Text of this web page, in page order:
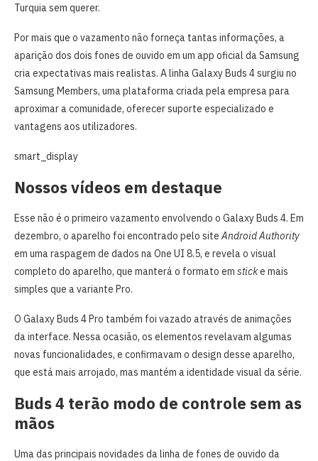
Turquia sem querer.
Por mais que o vazamento não forneça tantas informações, a
aparição dos dois fones de ouvido em um app oficial da Samsung
cria expectativas mais realistas. A linha Galaxy Buds 4 surgiu no
Samsung Members, uma plataforma criada pela empresa para
aproximar a comunidade, oferecer suporte especializado e
vantagens aos utilizadores.
smart_display
Nossos vídeos em destaque
Esse não é o primeiro vazamento envolvendo o Galaxy Buds 4. Em
dezembro, o aparelho foi encontrado pelo siteAndroid Authority
em uma raspagem de dados na One UI 8.5, e revela o visual
completo do aparelho, que manterá o formato em sticke mais
simples que a variante Pro.
O Galaxy Buds 4 Pro também foi vazado através de animações
da interface. Nessa ocasião, os elementos revelavam algumas
novas funcionalidades, e confirmavam o design desse aparelho,
que está mais arrojado, mas mantém a identidade visual da série.
Buds 4 terão modo de controle sem as
mãos
Uma das principais novidades da linha de fones de ouvido da